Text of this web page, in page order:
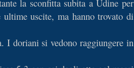
la sconfitta subita a Udine per
uscite, ma hanno trovato di
I doriani si vedono raggiungere in